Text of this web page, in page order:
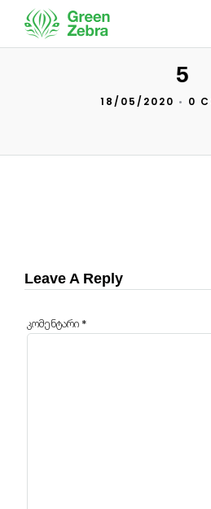
5
18/05/2020 • 0
Leave A Reply
კომენტარი *